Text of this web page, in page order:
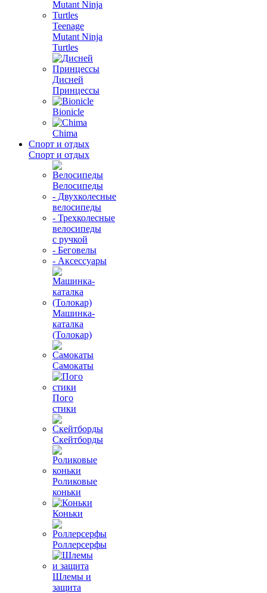
Teenage
Mutant Ninja
Turtles
Дисней
Принцессы
Bionicle
Chima
Спорт и отдых
Спорт и отдых
Велосипеды
- Двухколесные
велосипеды
- Трехколесные
велосипеды
с ручкой
- Беговелы
- Аксессуары
Машинка-
каталка
(Толокар)
Самокаты
Пого
стики
Скейтборды
Роликовые
коньки
Коньки
Роллерсерфы
Шлемы и
защита